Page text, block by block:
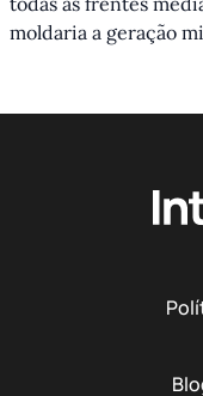
moldaria a geração